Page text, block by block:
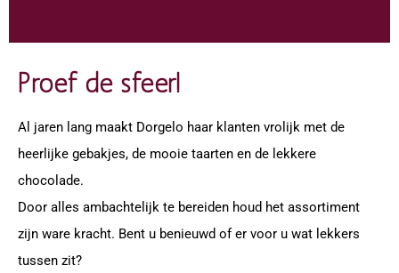
Proef de sfeer!
Al jaren lang maakt Dorgelo haar klanten vrolijk met de
heerlijke gebakjes, de mooie taarten en de lekkere
chocolade.
Door alles ambachtelijk te bereiden houd het assortiment
zijn ware kracht. Bent u benieuwd of er voor u wat lekkers
tussen zit?